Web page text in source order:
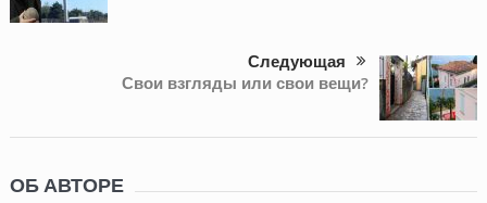
Следующая
Свои взгляды или свои вещи?
ОБ АВТОРЕ